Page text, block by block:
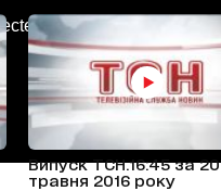
Випуск ТСН.16:45 за 20
травня 2016 року